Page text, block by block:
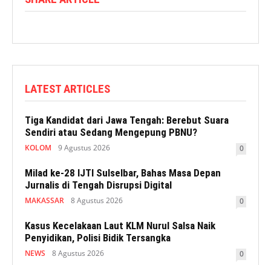
LATEST ARTICLES
Tiga Kandidat dari Jawa Tengah: Berebut Suara
Sendiri atau Sedang Mengepung PBNU?
KOLOM 9 Agustus 2026 0
Milad ke-28 IJTI Sulselbar, Bahas Masa Depan
Jurnalis di Tengah Disrupsi Digital
MAKASSAR 8 Agustus 2026 0
Kasus Kecelakaan Laut KLM Nurul Salsa Naik
Penyidikan, Polisi Bidik Tersangka
NEWS 8 Agustus 2026 0